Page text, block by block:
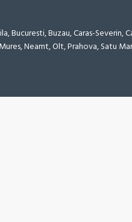
Bucuresti, Buzau, Caras-
Neamt, Olt, Prahova, Satu